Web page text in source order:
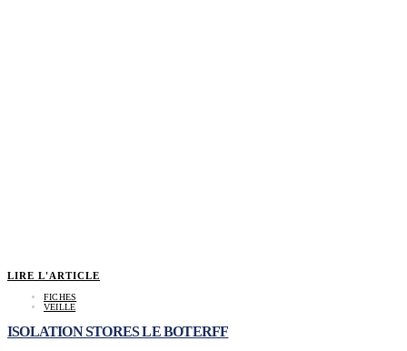
LIRE L'ARTICLE
FICHES
VEILLE
ISOLATION STORES LE BOTERFF